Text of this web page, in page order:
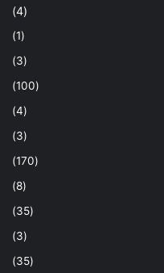
(4)
(1)
(3)
(100)
(4)
(3)
(170)
(8)
(35)
(3)
(35)